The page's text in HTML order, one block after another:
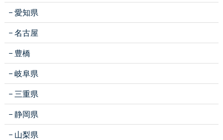
愛知県
名古屋
豊橋
岐阜県
三重県
静岡県
山梨県